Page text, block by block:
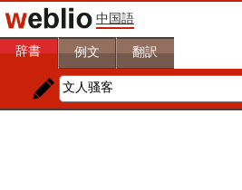
中国語
辞書 例文 翻訳